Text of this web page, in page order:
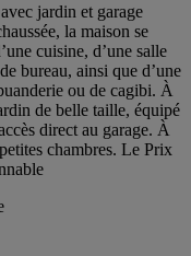
jardin et garage
la maison se
cuisine, d’une salle
bureau, ainsi que d’une
ou de cagibi. À
de belle taille, équipé
direct au garage. À
chambres. Le Prix